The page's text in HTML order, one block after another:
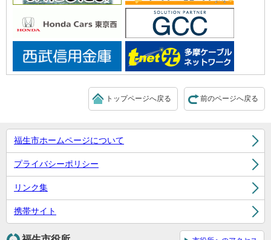
前のページへ戻る
トップページへ戻る
福生市ホームページについて
プライバシーポリシー
リンク集
携帯サイト